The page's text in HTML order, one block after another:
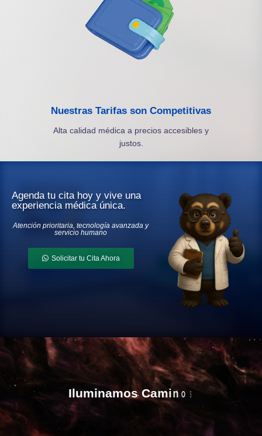
Nuestras Tarifas son Competitivas
Alta calidad médica a precios accesibles y
justos.
Agenda tu cita hoy y vive una
experiencia médica única.
Atención prioritaria, tecnología avanzada y
servicio humano
Solicitar tu Cita Ahora
Iluminamos Camino s